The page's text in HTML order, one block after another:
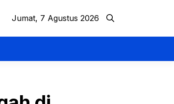
Jumat, 7 Agustus 2026